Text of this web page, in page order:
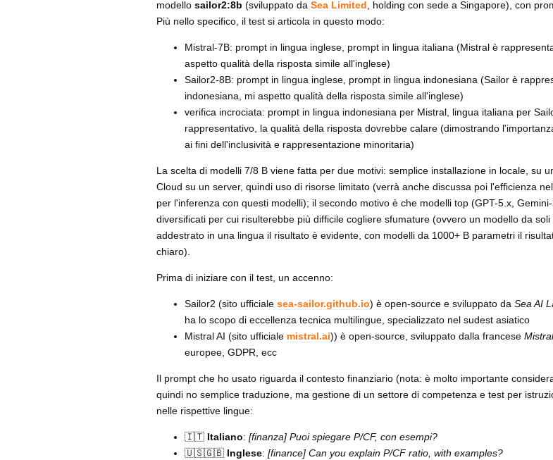
modello sailor2:8b (sviluppato da Sea Limited, holding con sede a Singapore), con
Più nello specifico, il test si articola in questo modo:
Mistral-7B: prompt in lingua inglese, prompt in lingua italiana (Mistral è
aspetto qualità della risposta simile all'inglese)
Sailor2-8B: prompt in lingua inglese, prompt in lingua indonesiana (Sailor è
indonesiana, mi aspetto qualità della risposta simile all'inglese)
verifica incrociata: prompt in lingua indonesiana per Mistral, lingua italiana per
rappresentativo, la qualità della risposta dovrebbe calare (dimostrando
ai fini dell'inclusività e rappresentazione minoritaria)
La scelta di modelli 7/8 B viene fatta per due motivi: semplice installazione in locale, su
Cloud su un server, quindi uso di risorse limitato (verrà anche discussa poi l'efficienza
per l'inferenza con questi modelli); il secondo motivo è che modelli top (GPT-5.x,
diversificati per cui risulterebbe più difficile cogliere sfumature (ovvero un modello da
addestrato in una lingua il risultato è evidente, con modelli da 1000+ B parametri il
chiaro).
Prima di iniziare con il test, un accenno:
Sailor2 (sito ufficiale sea-sailor.github.io) è open-source e sviluppato da Sea AI
ha lo scopo di eccellenza tecnica multilingue, specializzato nel sudest asiatico
Mistral AI (sito ufficiale mistral.ai)) è open-source, sviluppato dalla francese
europee, GDPR, ecc
Il prompt che ho usato riguarda il contesto finanziario (nota: è molto importante
quindi no semplice traduzione, ma gestione di un settore di competenza e test per
nelle rispettive lingue:
🇮🇹 Italiano: [finanza] Puoi spiegare P/CF, con esempi?
🇺🇸🇬🇧 Inglese: [finance] Can you explain P/CF ratio, with examples?